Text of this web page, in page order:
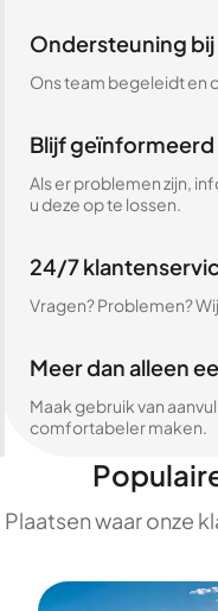
Ondersteuning bij
Ons team begeleidt en
Blijf
Als er problemen zijn,
u deze op te lossen.
24/7
Vragen? Problemen?
Meer dan alleen
Maak gebruik van
comfortabeler maken.
Plaatsen waar onze